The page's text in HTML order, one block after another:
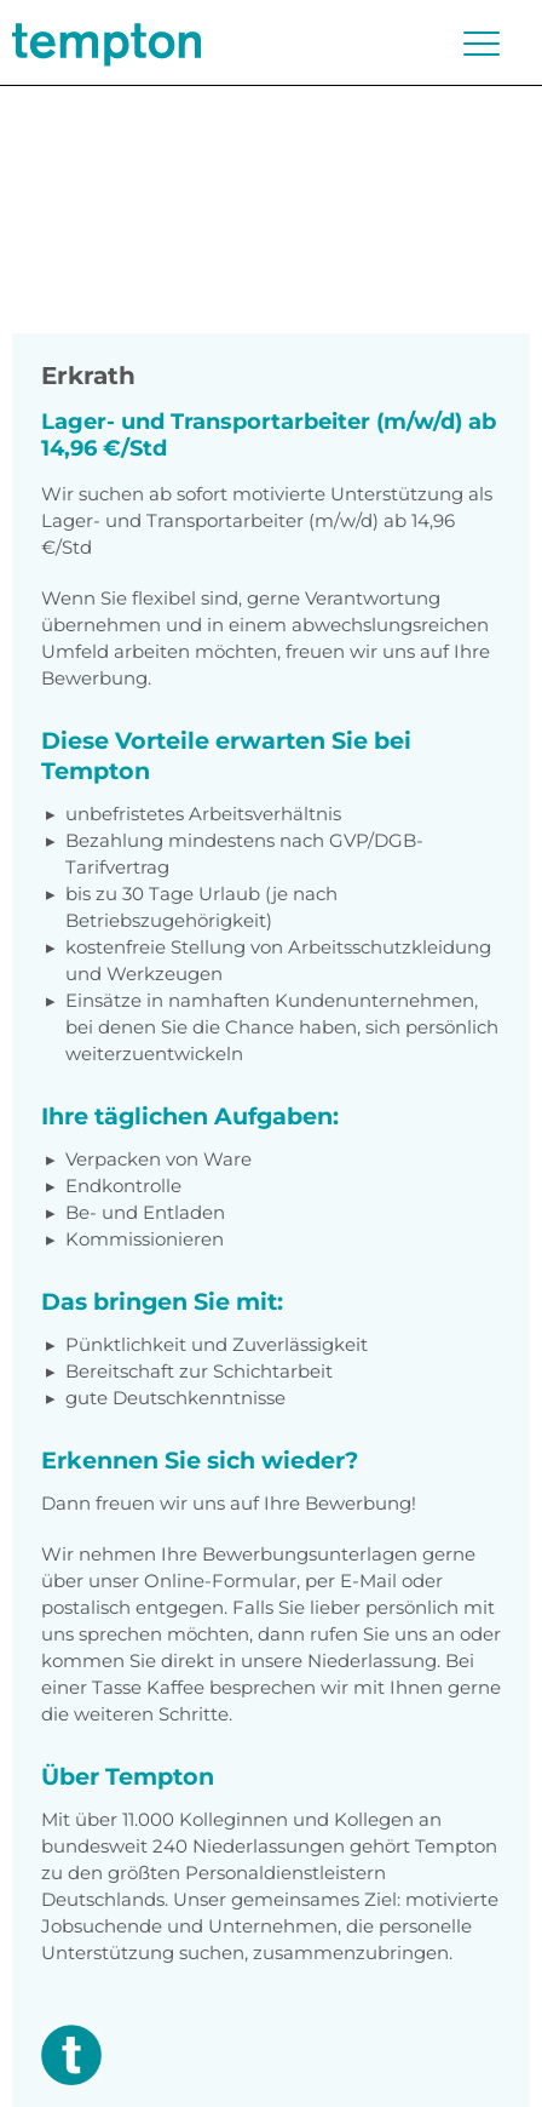
Erkrath
Lager- und Transportarbeiter (m/w/d) ab
14,96 €/Std
Wir suchen ab sofort motivierte Unterstützung als
Lager- und Transportarbeiter (m/w/d) ab 14,96
€/Std
Wenn Sie flexibel sind, gerne Verantwortung
übernehmen und in einem abwechslungsreichen
Umfeld arbeiten möchten, freuen wir uns auf Ihre
Bewerbung.
Diese Vorteile erwarten Sie bei
Tempton
unbefristetes Arbeitsverhältnis
Bezahlung mindestens nach GVP/DGB-
Tarifvertrag
bis zu 30 Tage Urlaub (je nach
Betriebszugehörigkeit)
kostenfreie Stellung von Arbeitsschutzkleidung
und Werkzeugen
Einsätze in namhaften Kundenunternehmen,
bei denen Sie die Chance haben, sich persönlich
weiterzuentwickeln
Ihre täglichen Aufgaben:
Verpacken von Ware
Endkontrolle
Be- und Entladen
Kommissionieren
Das bringen Sie mit:
Pünktlichkeit und Zuverlässigkeit
Bereitschaft zur Schichtarbeit
gute Deutschkenntnisse
Erkennen Sie sich wieder?
Dann freuen wir uns auf Ihre Bewerbung!
Wir nehmen Ihre Bewerbungsunterlagen gerne
über unser Online-Formular, per E-Mail oder
postalisch entgegen. Falls Sie lieber persönlich mit
uns sprechen möchten, dann rufen Sie uns an oder
kommen Sie direkt in unsere Niederlassung. Bei
einer Tasse Kaffee besprechen wir mit Ihnen gerne
die weiteren Schritte.
Über Tempton
Mit über 11.000 Kolleginnen und Kollegen an
bundesweit 240 Niederlassungen gehört Tempton
zu den größten Personaldienstleistern
Deutschlands. Unser gemeinsames Ziel: motivierte
Jobsuchende und Unternehmen, die personelle
Unterstützung suchen, zusammenzubringen.